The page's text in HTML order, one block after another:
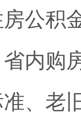
公积
内购
、老